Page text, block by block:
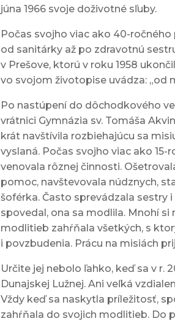
júna 1966 svoje doživotné sľuby.
Počas svojho viac ako 40-
od sanitárky až po zdravotnú
v Prešove, ktorú v roku 1958
vo svojom životopise uvádza: „od
Po nastúpení do dôchodkového
vrátnici Gymnázia sv. Tomáša
krát navštívila rozbiehajúcu sa
vyslaná. Počas svojho viac ako
venovala rôznej činnosti.
pomoc, navštevovala núdznych,
šoférka. Často sprevádzala sestry
spovedal, ona sa modlila. Mnohí
modlitieb zahŕňala všetkých, s
i povzbudenia. Prácu na misiách
Určite jej nebolo ľahko, keď sa v r.
Dunajskej Lužnej. Ani veľká
Vždy keď sa naskytla príležitosť,
zahŕňala do svojich modlitieb. Do